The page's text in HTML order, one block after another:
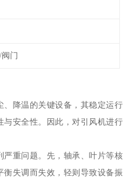
门
、降温的关键设备，其稳定运行
安全性。因此，对引风机进行
严重问题。先，轴承、叶片等核
失调而失效，轻则导致设备振